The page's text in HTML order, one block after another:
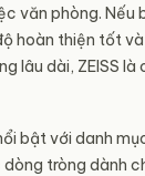
văn phòng. Nếu
hoàn thiện tốt
lâu dài, ZEISS là
bật với danh
tròng dành